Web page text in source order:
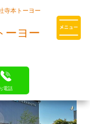
寺本トーヨー
ーヨー
電話